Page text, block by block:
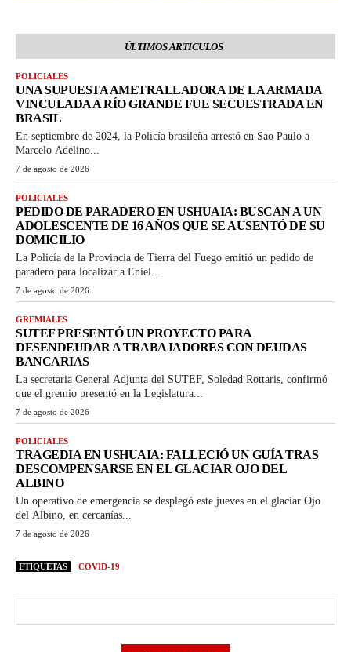
ÚLTIMOS ARTICULOS
POLICIALES
UNA SUPUESTA AMETRALLADORA DE LA ARMADA
VINCULADA A RÍO GRANDE FUE SECUESTRADA EN
BRASIL
En septiembre de 2024, la Policía brasileña arrestó en Sao Paulo a
Marcelo Adelino...
7 de agosto de 2026
POLICIALES
PEDIDO DE PARADERO EN USHUAIA: BUSCAN A UN
ADOLESCENTE DE 16 AÑOS QUE SE AUSENTÓ DE SU
DOMICILIO
La Policía de la Provincia de Tierra del Fuego emitió un pedido de
paradero para localizar a Eniel...
7 de agosto de 2026
GREMIALES
SUTEF PRESENTÓ UN PROYECTO PARA
DESENDEUDAR A TRABAJADORES CON DEUDAS
BANCARIAS
La secretaria General Adjunta del SUTEF, Soledad Rottaris, confirmó
que el gremio presentó en la Legislatura...
7 de agosto de 2026
POLICIALES
TRAGEDIA EN USHUAIA: FALLECIÓ UN GUÍA TRAS
DESCOMPENSARSE EN EL GLACIAR OJO DEL
ALBINO
Un operativo de emergencia se desplegó este jueves en el glaciar Ojo
del Albino, en cercanías...
7 de agosto de 2026
ETIQUETAS COVID-19